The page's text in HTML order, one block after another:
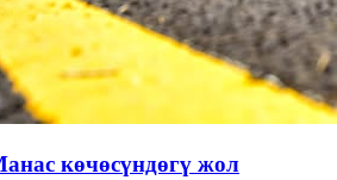
көчөсүндөгү жол